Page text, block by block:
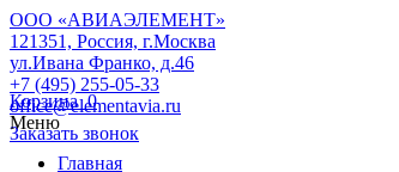
ООО «АВИАЭЛЕМЕНТ»
121351, Россия, г.Москва
ул.Ивана Франко, д.46
+7 (495) 255-05-33
office@elementavia.ru
Заказать звонок
Корзина0
Меню
Главная